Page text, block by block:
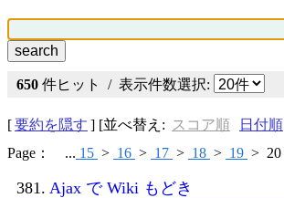
650 件ヒット / 表示件数選択:
[要約を隠す ] [並べ替え: スコア順 日付順
Page： ... 15 > 16 > 17 > 18 > 19 > 20
381. Ajax で Wiki もどき